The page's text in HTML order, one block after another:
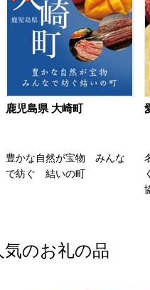
鹿児島県 大崎町
豊かな自然が宝物 みんな
で紡ぐ 結いの町
気のお礼の品